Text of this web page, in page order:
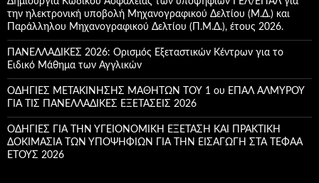
την ηλεκτρονική υποβολή Μηχανογραφικού Δελτίου (Μ.Δ.) και
Παράλληλου Μηχανογραφικού Δελτίου (Π.Μ.Δ.), έτους 2026.
ΠΑΝΕΛΛΑΔΙΚΕΣ 2026: Ορισμός Εξεταστικών Κέντρων για το
Ειδικό Μάθημα των Αγγλικών
ΟΔΗΓΙΕΣ ΜΕΤΑΚΙΝΗΣΗΣ ΜΑΘΗΤΩΝ ΤΟΥ 1 ου ΕΠΑΛ ΑΛΜΥΡΟΥ
ΓΙΑ ΤΙΣ ΠΑΝΕΛΛΑΔΙΚΕΣ ΕΞΕΤΑΣΕΙΣ 2026
ΟΔΗΓΙΕΣ ΓΙΑ ΤΗΝ ΥΓΕΙΟΝΟΜΙΚΗ ΕΞΕΤΑΣΗ ΚΑΙ ΠΡΑΚΤΙΚΗ
ΔΟΚΙΜΑΣΙΑ ΤΩΝ ΥΠΟΨΗΦΙΩΝ ΓΙΑ ΤΗΝ ΕΙΣΑΓΩΓΗ ΣΤΑ ΤΕΦΑΑ
ETOYΣ 2026